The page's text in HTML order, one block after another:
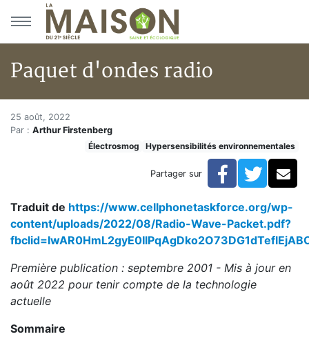
Aller au menu principal
Aller au contenu principal
Paquet d'ondes radio
Accueil
Articles
Électrosmog
Paquet d'ondes radio
25 août, 2022
Par : Arthur Firstenberg
Électrosmog
Hypersensibilités environnementales
Partager sur Facebook
Traduit de https://www.cellphonetaskforce.org/wp-
content/uploads/2022/08/Radio-Wave-Packet.pdf?
Première publication : septembre 2001 - Mis à jour en
août 2022 pour tenir compte de la technologie
actuelle
Sommaire